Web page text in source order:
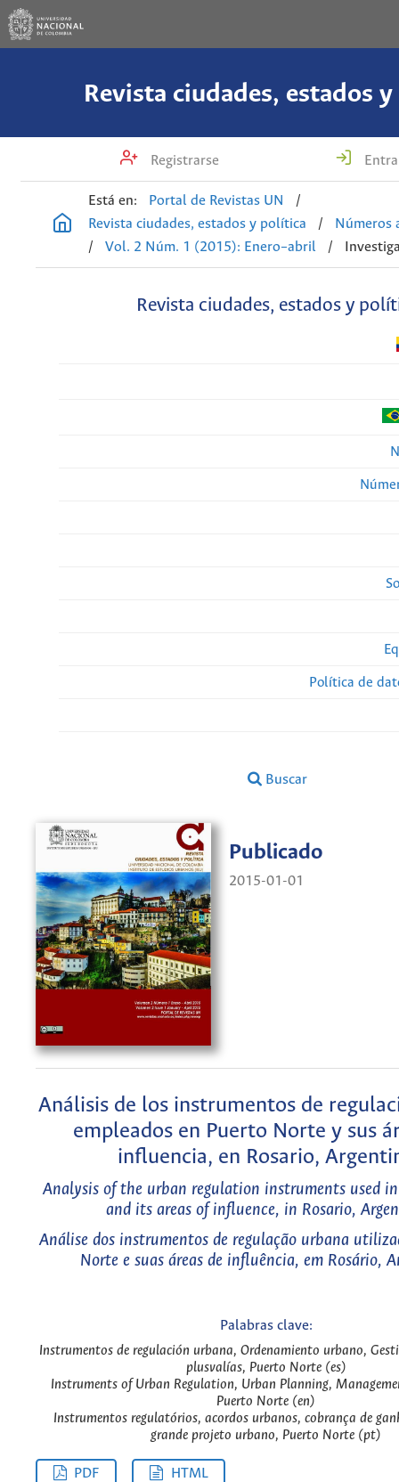
Revista ciudades, estados
Registrarse
Está en: Portal de Revistas UN
/
Revista ciudades, estados y política
/
Números
/
Vol. 2 Núm. 1 (2015): Enero–abril /
Revista ciudades, estados y
Política de
Buscar
Publicado
2015-01-01
Análisis de los instrumentos de
empleados en Puerto Norte y sus
influencia, en Rosario,
Analysis of the urban regulation instruments used
and its areas of influence, in Rosario,
Análise dos instrumentos de regulação urbana
Norte e suas áreas de influência, em Rosário,
Palabras clave:
Instrumentos de regulación urbana, Ordenamiento urbano,
plusvalías, Puerto Norte (es)
Instruments of Urban Regulation, Urban Planning,
Puerto Norte (en)
Instrumentos regulatórios, acordos urbanos, cobrança de
grande projeto urbano, Puerto Norte (pt)
PDF HTML